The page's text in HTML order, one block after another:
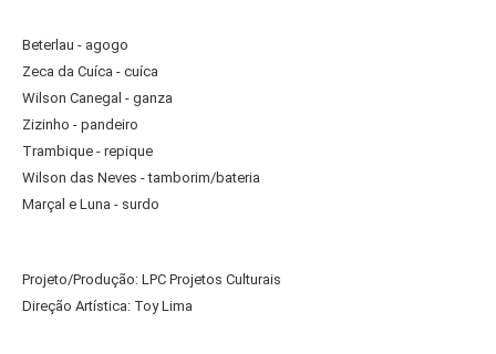
Beterlau - agogo
Zeca da Cuíca - cuíca
Wilson Canegal - ganza
Zizinho - pandeiro
Trambique - repique
Wilson das Neves - tamborim/bateria
Marçal e Luna - surdo
Projeto/Produção: LPC Projetos Culturais
Direção Artística: Toy Lima